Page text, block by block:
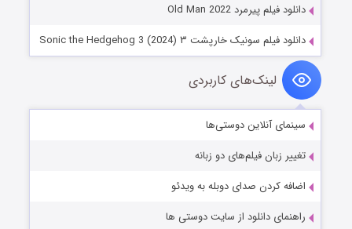
دانلود فیلم پیرمرد Old Man 2022
دانلود فیلم سونیک خارپشت ۳ Sonic the Hedgehog 3 (2024)
لینک‌های کاربردی
سینمای آنلاین دوستی‌ها
تغییر زبان فیلم‌های دو زبانه
اضافه کردن صدای دوبله به ویدئو
راهنمای دانلود از سایت دوستی ها